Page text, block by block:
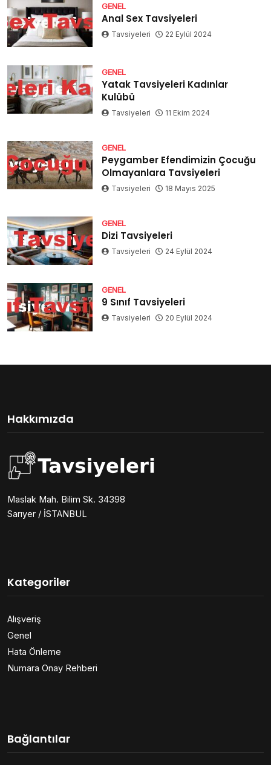
GENEL
Anal Sex Tavsiyeleri
Tavsiyeleri 22 Eylül 2024
GENEL
Yatak Tavsiyeleri Kadınlar
Kulübü
Tavsiyeleri 11 Ekim 2024
GENEL
Peygamber Efendimizin Çocuğu
Olmayanlara Tavsiyeleri
Tavsiyeleri 18 Mayıs 2025
GENEL
Dizi Tavsiyeleri
Tavsiyeleri 24 Eylül 2024
GENEL
9 Sınıf Tavsiyeleri
Tavsiyeleri 20 Eylül 2024
Hakkımızda
Maslak Mah. Bilim Sk. 34398
Sarıyer / İSTANBUL
Kategoriler
Alışveriş
Genel
Hata Önleme
Numara Onay Rehberi
Bağlantılar